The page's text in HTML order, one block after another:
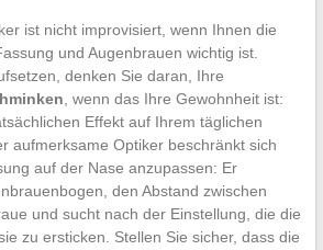
ist nicht improvisiert, wenn Ihnen die
und Augenbrauen wichtig ist.
denken Sie daran, Ihre
, wenn das Ihre Gewohnheit ist:
Effekt auf Ihrem täglichen
aufmerksame Optiker beschränkt sich
auf der Nase anzupassen: Er
den Abstand zwischen
und sucht nach der Einstellung, die die
zu ersticken. Stellen Sie sicher, dass die